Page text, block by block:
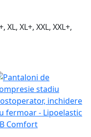
XL, XL+, XXL, XXL+,